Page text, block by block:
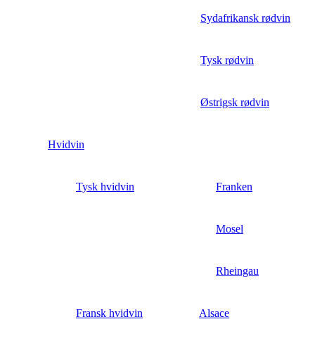
Sydafrikansk rødvin
Tysk rødvin
Østrigsk rødvin
Hvidvin
Tysk hvidvin Franken
Mosel
Rheingau
Fransk hvidvin Alsace